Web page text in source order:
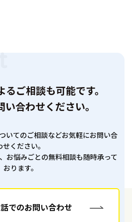
ご相談も可能です。
合わせください。
いてのご相談などお気軽にお問い合
せください。
お悩みごとの無料相談も随時承って
おります。
でのお問い合わせ